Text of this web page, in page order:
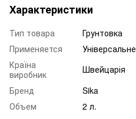
Характеристики
Тип товара
Грунтовка
Применяется
Універсальне
Країна
виробник
Швейцарія
Бренд
Sika
Объем
2 л.